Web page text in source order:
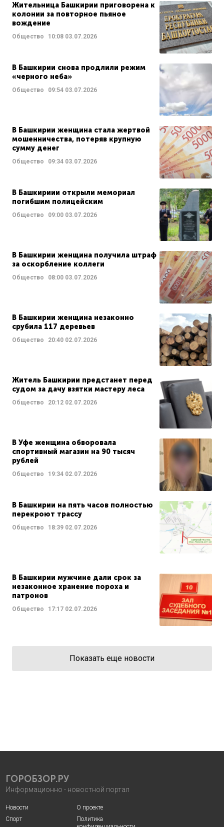
Жительница Башкирии приговорена к
колонии за повторное пьяное
вождение
Общество 10:08 03.07.2026
В Башкирии снова продлили режим
«черного неба»
Общество 09:54 03.07.2026
В Башкирии женщина стала жертвой
мошенничества, потеряв крупную
сумму денег
Общество 09:34 03.07.2026
В Башкириии открыли мемориал
погибшим полицейским
Общество 09:00 03.07.2026
В Башкирии женщина получила штраф
за оскорбление коллеги
Общество 08:00 03.07.2026
В Башкирии женщина незаконно
срубила 117 деревьев
Общество 20:40 02.07.2026
Житель Башкирии предстанет перед
судом за дачу взятки мастеру леса
Общество 20:12 02.07.2026
В Уфе женщина обворовала
спортивный магазин на 90 тысяч
рублей
Общество 19:34 02.07.2026
В Башкирии на пять часов полностью
перекроют трассу
Общество 18:39 02.07.2026
В Башкирии мужчине дали срок за
незаконное хранение пороха и
патронов
Общество 17:17 02.07.2026
Показать еще новости
ГОРОБЗОР.РУ
Информационно - новостной портал
Новости
Спорт
О проекте
Политика